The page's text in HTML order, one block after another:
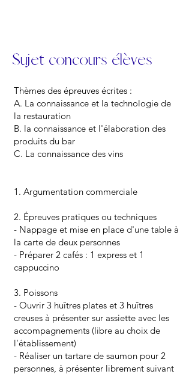
Sujet concours élèves
Thèmes des épreuves écrites :
A. La connaissance et la technologie de
la restauration
B. la connaissance et l'élaboration des
produits du bar
C. La connaissance des vins
1. Argumentation commerciale
2. Épreuves pratiques ou techniques
- Nappage et mise en place d'une table à
la carte de deux personnes
- Préparer 2 cafés : 1 express et 1
cappuccino
3. Poissons
- Ouvrir 3 huîtres plates et 3 huîtres
creuses à présenter sur assiette avec les
accompagnements (libre au choix de
l'établissement)
- Réaliser un tartare de saumon pour 2
personnes, à présenter librement suivant